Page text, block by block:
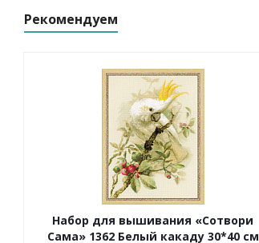
Рекомендуем
Набор для вышивания «Сотвори
Сама» 1362 Белый какаду 30*40 см